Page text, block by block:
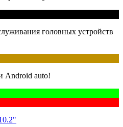
головных устройств
Android auto!